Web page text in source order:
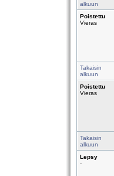
alkuun
Poistettu
Vieras
Takaisin
alkuun
Poistettu
Vieras
Takaisin
alkuun
Lepsy
-